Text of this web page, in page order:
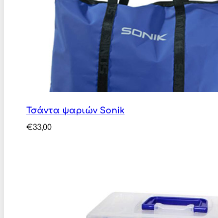
Τσάντα ψαριών Sonik
€33,00